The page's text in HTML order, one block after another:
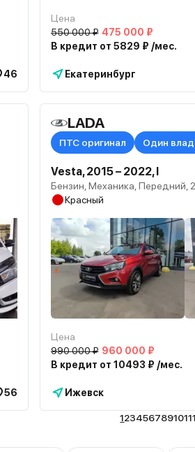
46
Цена
550 000 ₽ 475 000 ₽
В кредит от 5829 ₽ /мес.
Екатеринбург
56
LADA
ПТС оригинал Один
Vesta, 2015 – 2022, I
Бензин, Механика, Передний,
Красный
Цена
990 000 ₽ 960 000 ₽
В кредит от 10493 ₽ /мес.
Ижевск
1234567891011